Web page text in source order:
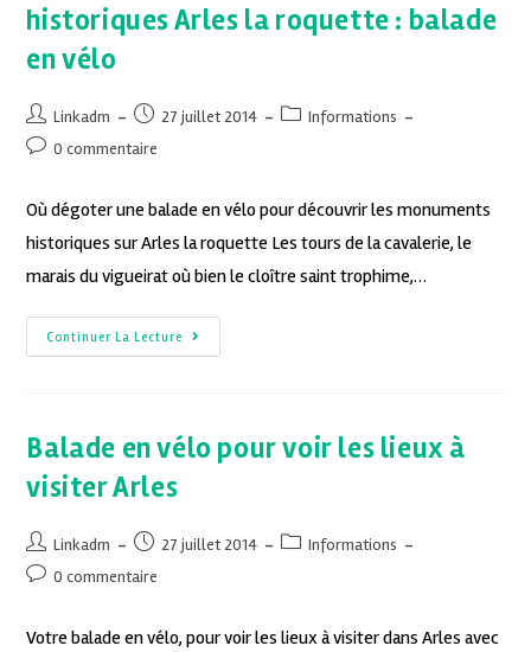
historiques Arles la roquette : balade
en vélo
Linkadm 27 juillet 2014
Informations
0 commentaire
Où dégoter une balade en vélo pour découvrir les monuments
historiques sur Arles la roquette Les tours de la cavalerie, le
marais du vigueirat où bien le cloître saint trophime,…
Continuer La Lecture
Balade en vélo pour voir les lieux à
visiter Arles
Linkadm 27 juillet 2014
Informations
0 commentaire
Votre balade en vélo, pour voir les lieux à visiter dans Arles avec